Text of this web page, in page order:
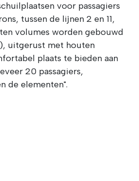
voor passagiers
tussen de lijnen 2 en 11,
volumes worden gebouwd
uitgerust met houten
plaats te bieden aan
20 passagiers,
de elementen".